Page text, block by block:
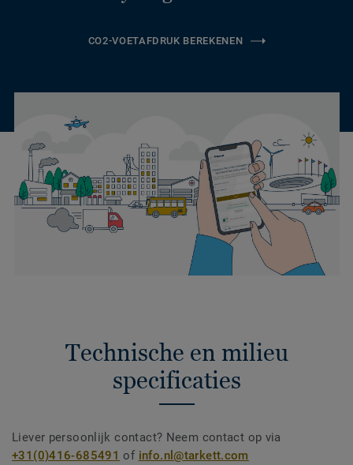
CO2-VOETAFDRUK BEREKENEN
Technische en milieu
specificaties
Liever persoonlijk contact? Neem contact op via
+31(0)416-685491 of info.nl@tarkett.com